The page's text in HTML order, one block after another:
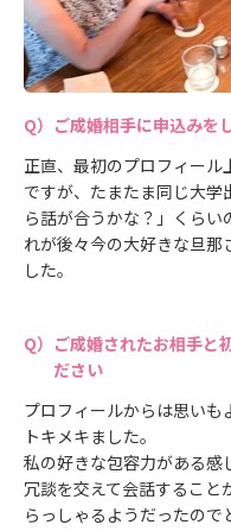
ご成婚相手に申込みを
正直、最初のプロフィー
ですが、たまたま同じ大学
ら話が合うかな？」くら
れが後々今の大好きな旦那
した。
ご成婚されたお相手と
ださい
プロフィールからは思い
トキメキました。
私の好きな包容力がある感
冗談を交えて会話すること
らっしゃるようだったので